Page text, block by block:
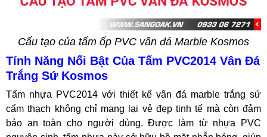
Cấu tạo của tấm ốp PVC vân đá Marble Kosmos
Tính Năng Nổi Bật Của Tấm PVC2014 Vân Đá
Trắng Sứ Kosmos
Tấm nhựa PVC2014 với thiết kế vân đá marble trắng sứ
cẩm thạch không chỉ mang lại vẻ đẹp tinh tế mà còn đảm
bảo an toàn cho người dùng. Được làm từ nhựa PVC